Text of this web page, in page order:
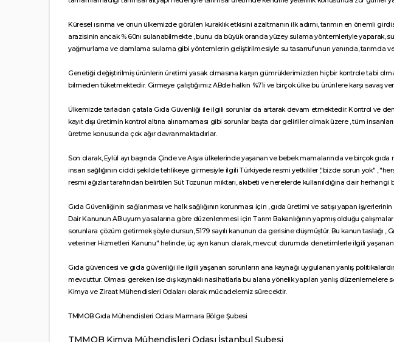
Küresel ısınma ve onun ülkemizde görülen kuraklık etkisini azaltmanın ilk adımı, tarımın en önemli
arazisinin ancak % 60nı sulanabilmekte , bunu da büyük oranda yüzey sulama yöntemleriyle
yağmurlama ve damlama sulama gibi yöntemlerin geliştirilmesiyle su tasarrufunun yanında, tarımda
Genetiği değiştirilmiş ürünlerin üretimi yasak olmasına karşın gümrüklerimizden hiçbir kontrole tabi
bilmeden tüketmektedir. Girmeye çalıştığımız ABde halkın %71i ve birçok ülke bu ürünlere karşı savaş
Ülkemizde tarladan çatala Gıda Güvenliği ile ilgili sorunlar da artarak devam etmektedir. Kontrol ve
kayıt dışı üretimin kontrol altına alınamaması gibi sorunlar başta dar gelirliler olmak üzere , tüm
üretme konusunda çok ağır davranmaktadırlar.
Son olarak, Eylül ayı başında Çinde ve Asya ülkelerinde yaşanan ve bebek mamalarında ve birçok
insan sağlığının ciddi şekilde tehlikeye girmesiyle ilgili Türkiyede resmi yetkililer ,"bizde sorun yok" ,
resmi ağızlar tarafından belirtilen Süt Tozunun miktarı, akıbeti ve nerelerde kullanıldığına dair herhangi
Gıda Güvenliğinin sağlanması ve halk sağlığının korunması için , gıda üretimi ve satışı yapan
Dair Kanunun AB uyum yasalarına göre düzenlenmesi için Tarım Bakanlığının yapmış olduğu
sorunlara çözüm getirmek şöyle dursun, 5179 sayılı kanunun da gerisine düşmüştür. Bu kanun taslağı
veteriner Hizmetleri Kanunu" helinde, üç ayrı kanun olarak, mevcut durumda denetimlerle ilgili
Gıda güvencesi ve gıda güvenliği ile ilgili yaşanan sorunların ana kaynağı uygulanan yanlış
mevcuttur. Olması gereken ise dış kaynaklı nasihatlarla bu alana yönelik yapılan yanlış düzenlemelere
Kimya ve Ziraat Mühendisleri Odaları olarak mücadelemiz sürecektir.
TMMOB Gıda Mühendisleri Odası Marmara Bölge Şubesi
TMMOB Kimya Mühendisleri Odası İstanbul Şubesi